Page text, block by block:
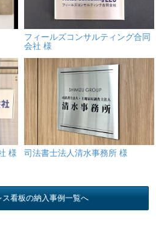
フィールズコンサルティング合同
会社 様
様 司法書士法人清水事務所 様
ス看板の納入事例一覧へ